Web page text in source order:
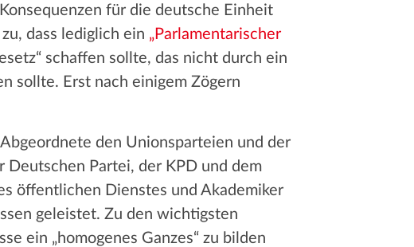
für die deutsche Einheit
dass lediglich ein „Parlamentarischer
schaffen sollte, das nicht durch ein
sollte. Erst nach einigem Zögern
den Unionsparteien und der
Partei, der KPD und dem
öffentlichen Dienstes und Akademiker
geleistet. Zu den wichtigsten
ein „homogenes Ganzes“ zu bilden